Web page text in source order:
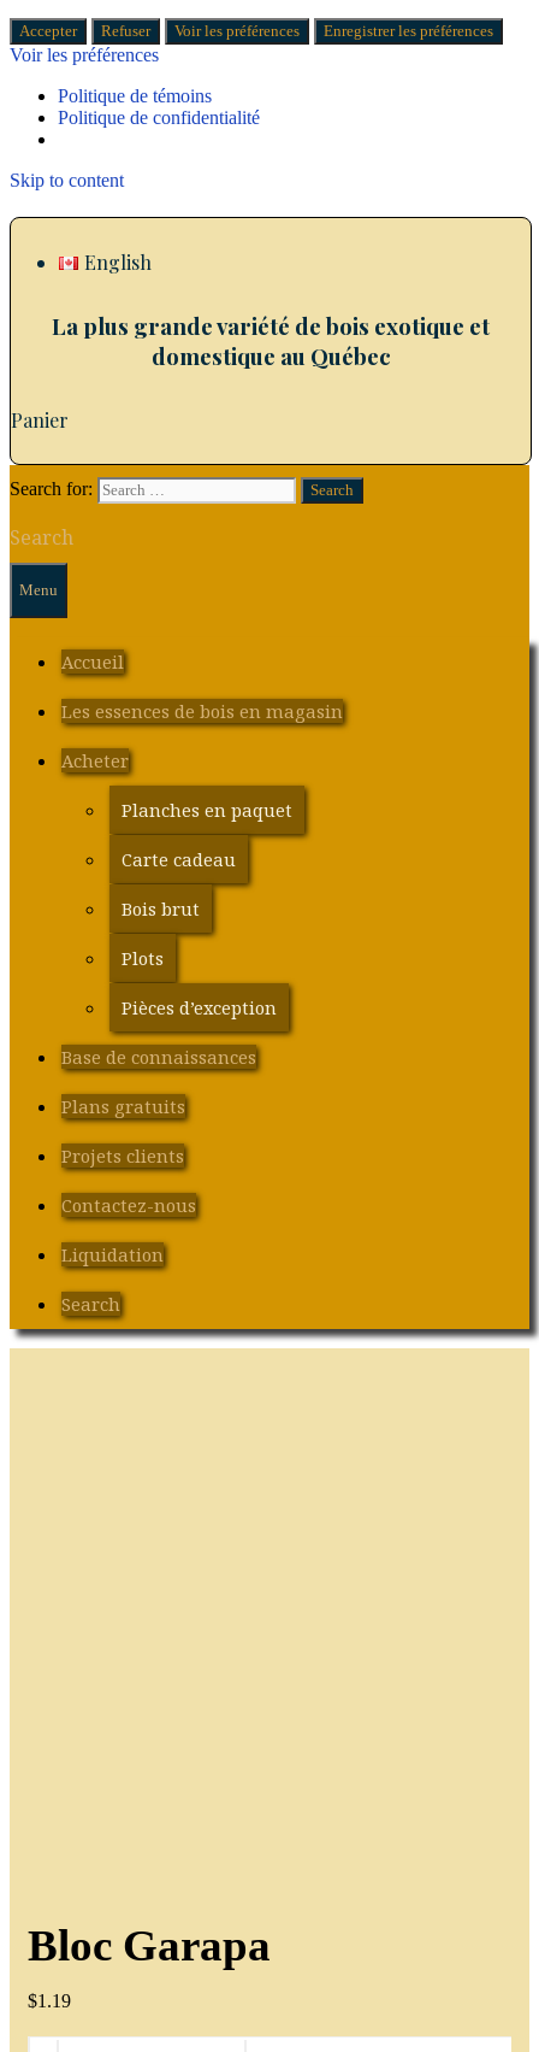
Accepter Refuser Voir les préférences Enregistrer les préférences
Voir les préférences
Politique de témoins
Politique de confidentialité
Skip to content
English
La plus grande variété de bois exotique et
domestique au Québec
Panier
Search for:
Search
Menu
Accueil
Les essences de bois en magasin
Acheter
Planches en paquet
Carte cadeau
Bois brut
Plots
Pièces d’exception
Base de connaissances
Plans gratuits
Projets clients
Contactez-nous
Liquidation
Search
Bloc Garapa
$1.19